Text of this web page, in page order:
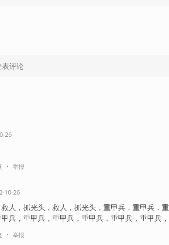
26
・ 举报
10-26
人，抓光头，救人，抓光头，重甲兵，重甲兵，
兵，重甲兵，重甲兵，重甲兵，重甲兵，重甲兵
・ 举报